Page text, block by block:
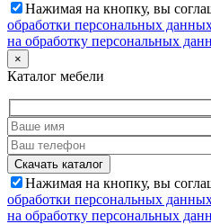
Нажимая на кнопку, вы
обработки персональных
на обработку персональных
×
Каталог мебели
Нажимая на кнопку, вы
обработки персональных
на обработку персональных